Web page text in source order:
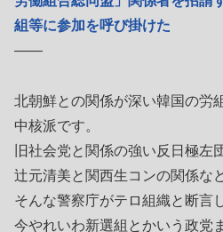
組等に参加を呼び掛けた
――
北朝鮮との関係が深い韓国の労
中核派です。
旧社会党と関係の強い反日極左
辻元清美と関西生コンの関係な
そんな警察庁がテロ組織と断言
今やれいわ新選組とかいう政党